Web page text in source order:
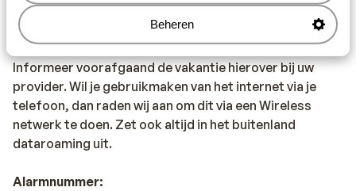
Beheren
Je kunt met je mobiele telefoon telefoneren in Italië. Wij
adviseren je om dit zoveel mogelijk te beperken,
vanwege de hoge kosten die worden verrekend.
Informeer voorafgaand de vakantie hierover bij uw
provider. Wil je gebruikmaken van het internet via je
telefoon, dan raden wij aan om dit via een Wireless
netwerk te doen. Zet ook altijd in het buitenland
dataroaming uit.
Alarmnummer: